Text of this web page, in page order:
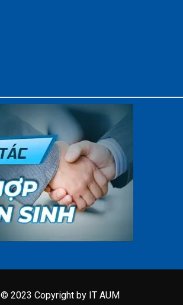
© 2023 Copyright by IT AUM